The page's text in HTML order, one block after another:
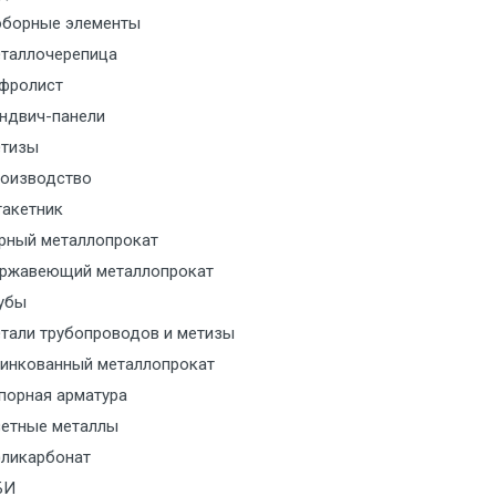
за МКАД
за МКАД
за МКАД
с транспортным
с транспортным
с транспортным
элементы
панели
металлопрокат
металлопрокат
трубопроводов и метизы
металлопрокат
арматура
металлы